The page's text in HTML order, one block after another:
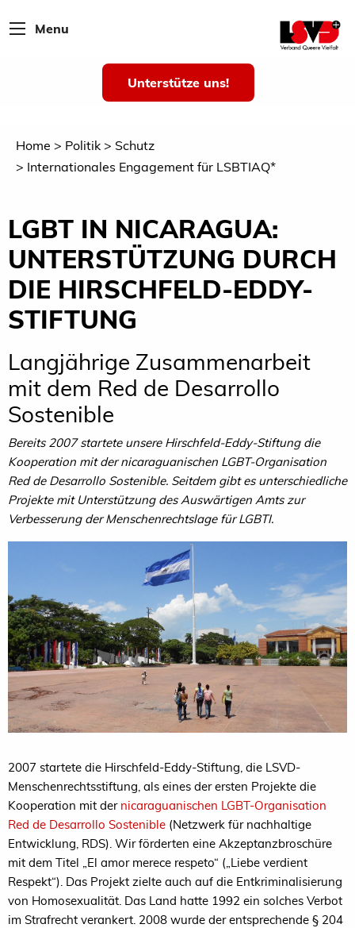
Menu
Unterstütze uns!
Home Politik
Schutz
Internationales Engagement für LSBTIAQ*
LGBT IN NICARAGUA:
UNTERSTÜTZUNG DURCH
DIE HIRSCHFELD-EDDY-
STIFTUNG
Langjährige Zusammenarbeit
mit dem Red de Desarrollo
Sostenible
Bereits 2007 startete unsere Hirschfeld-Eddy-Stiftung die
Kooperation mit der nicaraguanischen LGBT-Organisation
Red de Desarrollo Sostenible. Seitdem gibt es unterschiedliche
Projekte mit Unterstützung des Auswärtigen Amts zur
Verbesserung der Menschenrechtslage für LGBTI.
2007 startete die Hirschfeld-Eddy-Stiftung, die LSVD-
Menschenrechtsstiftung, als eines der ersten Projekte die
Kooperation mit der nicaraguanischen LGBT-Organisation
Red de Desarrollo Sostenible (Netzwerk für nachhaltige
Entwicklung, RDS). Wir förderten eine Akzeptanzbroschüre
mit dem Titel „El amor merece respeto“ („Liebe verdient
Respekt“). Das Projekt zielte auch auf die Entkriminalisierung
von Homosexualität. Das Land hatte 1992 ein solches Verbot
im Strafrecht verankert. 2008 wurde der entsprechende § 204